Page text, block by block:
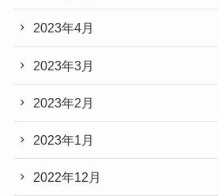
2023年4月
2023年3月
2023年2月
2023年1月
2022年12月